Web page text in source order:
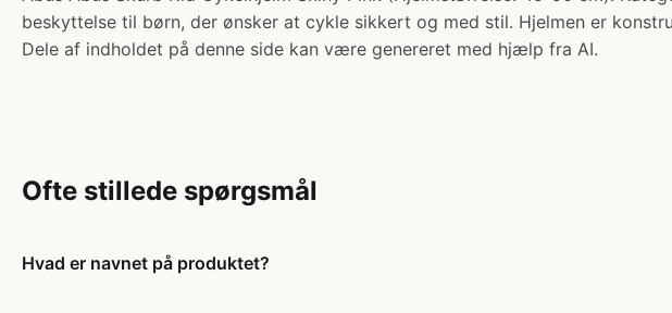
beskyttelse til børn, der ønsker at cykle sikkert og med stil. Hjelmen er
Dele af indholdet på denne side kan være genereret med hjælp fra AI.
Ofte stillede spørgsmål
Hvad er navnet på produktet?